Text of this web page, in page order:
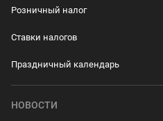
Розничный налог
Ставки налогов
Праздничный календарь
НОВОСТИ